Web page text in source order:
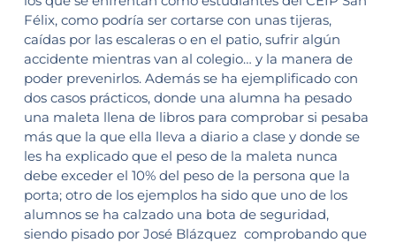
Félix, como podría ser cortarse con unas tijeras,
caídas por las escaleras o en el patio, sufrir algún
accidente mientras van al colegio… y la manera de
poder prevenirlos. Además se ha ejemplificado con
dos casos prácticos, donde una alumna ha pesado
una maleta llena de libros para comprobar si pesaba
más que la que ella lleva a diario a clase y donde se
les ha explicado que el peso de la maleta nunca
debe exceder el 10% del peso de la persona que la
porta; otro de los ejemplos ha sido que uno de los
alumnos se ha calzado una bota de seguridad,
siendo pisado por José Blázquez comprobando que